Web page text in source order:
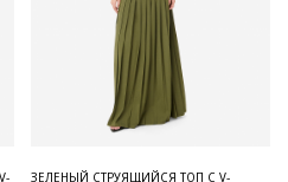
ЗЕЛЕНЫЙ СТРУЯЩИЙСЯ ТОП С V-